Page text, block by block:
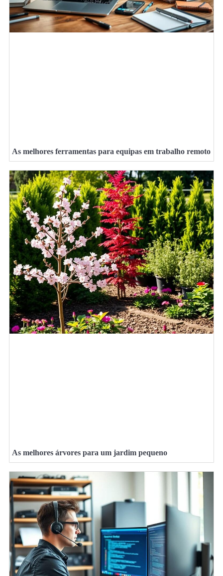
As melhores ferramentas para equipas em trabalho remoto
As melhores árvores para um jardim pequeno